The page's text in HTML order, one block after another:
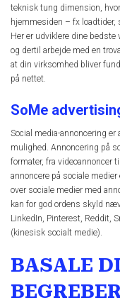
teknisk tung dimension,
hjemmesiden – fx loadtider,
Her er udviklere dine bedste
og dertil arbejde med en
at din virksomhed bliver
på nettet.
SoMe
Social media-annoncering er
mulighed. Annoncering på
formater, fra videoannoncer
annoncere på sociale
over sociale medier med
kan for god ordens skyld
LinkedIn, Pinterest, Reddit,
(kinesisk socialt medie).
BASALE